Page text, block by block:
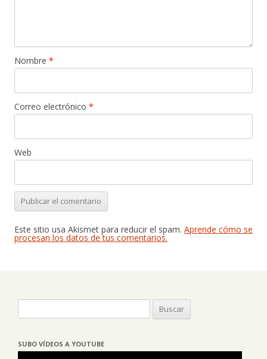
Nombre *
Correo electrónico *
Web
Este sitio usa Akismet para reducir el spam. Aprende cómo se
procesan los datos de tus comentarios.
SUBO VÍDEOS A YOUTUBE